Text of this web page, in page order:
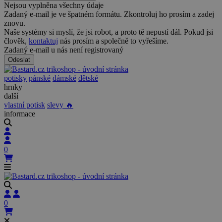
Nejsou vyplněna všechny údaje
Zadaný e-mail je ve špatném formátu. Zkontroluj ho prosím a zadej
znovu.
Naše systémy si myslí, že jsi robot, a proto tě nepustí dál. Pokud jsi
člověk, kontaktuj nás prosím a společně to vyřešíme.
Zadaný e-mail u nás není registrovaný
Odeslat
potisky pánské dámské dětské
hrnky
další
vlastní potisk slevy 🔥
informace
0
0